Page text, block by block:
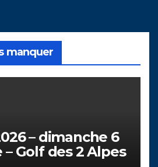
manquer
– dimanche 6
Golf des 2 Alpes